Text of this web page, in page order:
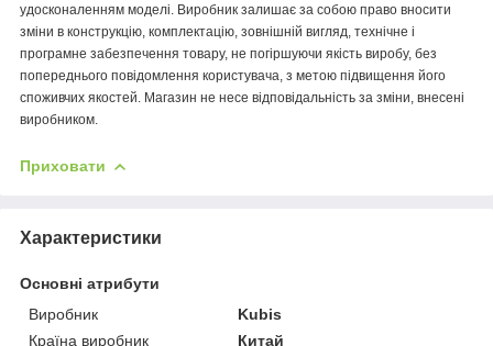
удосконаленням моделі. Виробник залишає за собою право вносити
зміни в конструкцію, комплектацію, зовнішній вигляд, технічне і
програмне забезпечення товару, не погіршуючи якість виробу, без
попереднього повідомлення користувача, з метою підвищення його
споживчих якостей. Магазин не несе відповідальність за зміни, внесені
виробником.
Приховати
Характеристики
Основні атрибути
Виробник
Kubis
Країна виробник
Китай